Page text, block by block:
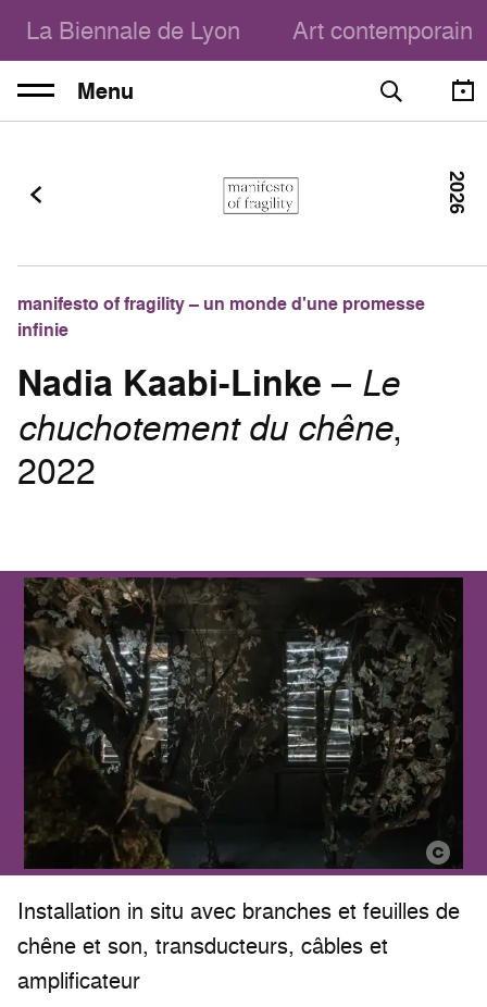
La Biennale de Lyon Art contemporain
Menu
manifesto of fragility – un monde d'une promesse
infinie
Nadia Kaabi-Linke – Le
chuchotement du chêne,
2022
2026
Installation in situ avec branches et feuilles de
chêne et son, transducteurs, câbles et
amplificateur